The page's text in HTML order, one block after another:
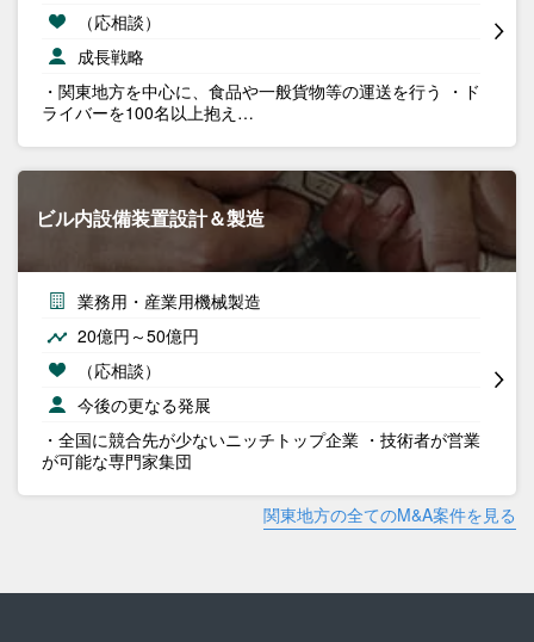
（応相談）
成長戦略
・関東地方を中心に、食品や一般貨物等の運送を行う ・ド
ライバーを100名以上抱え…
ビル内設備装置設計＆製造
業務用・産業用機械製造
20億円～50億円
（応相談）
今後の更なる発展
・全国に競合先が少ないニッチトップ企業 ・技術者が営業
が可能な専門家集団
関東地方の全てのM&A案件を見る